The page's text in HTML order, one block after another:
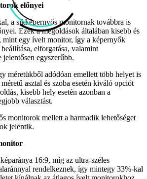
előnyei
a síkképernyős monitornak továbbra is
Ezek a megoldások általában kisebb és
mint egy ívelt monitor, így a képernyők
elforgatása, valamint
jelentősen egyszerűbb.
méretükből adódóan emellett több helyet is
asztal és szoba esetén kiváló opciót
kisebb hely esetén azonban a
választást.
monitorok mellett a harmadik lehetőséget
jelentik.
16:9, míg az ultra-széles
rendelkeznek, így mintegy 33%-kal